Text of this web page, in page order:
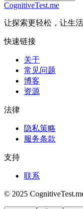
CognitiveTest.me
让探索更轻松，让生活
快速链接
关于
常见问题
博客
资源
法律
隐私策略
服务条款
支持
联系
© 2025